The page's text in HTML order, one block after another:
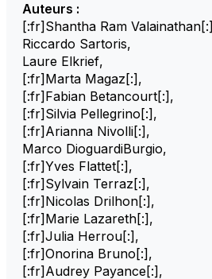
Auteurs :
[:fr]Shantha Ram Valainathan[:]
Riccardo Sartoris,
Laure Elkrief,
[:fr]Marta Magaz[:] ,
[:fr]Fabian Betancourt[:] ,
[:fr]Silvia Pellegrino[:] ,
[:fr]Arianna Nivolli[:] ,
Marco DioguardiBurgio,
[:fr]Yves Flattet[:] ,
[:fr]Sylvain Terraz[:] ,
[:fr]Nicolas Drilhon[:] ,
[:fr]Marie Lazareth[:] ,
[:fr]Julia Herrou[:] ,
[:fr]Onorina Bruno[:] ,
[:fr]Audrey Payance[:] ,